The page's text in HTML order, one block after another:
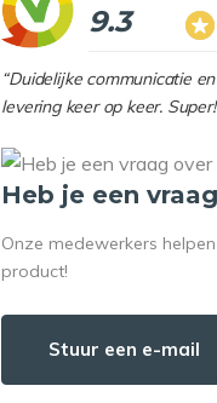
9.3
“Duidelijke communicatie
levering keer op keer.
Heb je een
Onze medewerkers
product!
Stuur een e-mail